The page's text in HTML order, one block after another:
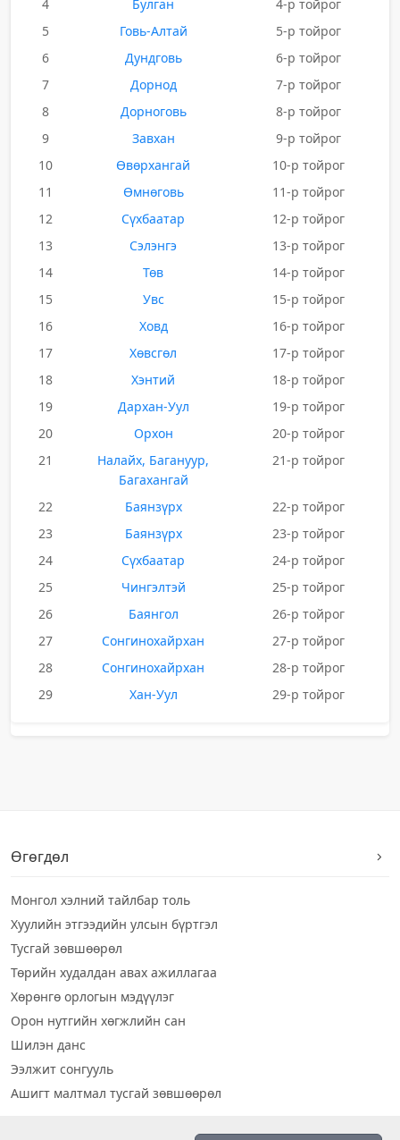
4
Булган
4-р тойрог
5
Говь-Алтай
5-р тойрог
6
Дундговь
6-р тойрог
7
Дорнод
7-р тойрог
8
Дорноговь
8-р тойрог
9
Завхан
9-р тойрог
10
Өвөрхангай
10-р тойрог
11
Өмнөговь
11-р тойрог
12
Сүхбаатар
12-р тойрог
13
Сэлэнгэ
13-р тойрог
14
Төв
14-р тойрог
15
Увс
15-р тойрог
16
Ховд
16-р тойрог
17
Хөвсгөл
17-р тойрог
18
Хэнтий
18-р тойрог
19
Дархан-Уул
19-р тойрог
20
Орхон
20-р тойрог
21
Налайх, Багануур,
Багахангай
21-р тойрог
22 Баянзүрх
22-р тойрог
23
Баянзүрх
23-р тойрог
24
Сүхбаатар
24-р тойрог
25
Чингэлтэй
25-р тойрог
26
Баянгол
26-р тойрог
27
Сонгинохайрхан
27-р тойрог
28
Сонгинохайрхан
28-р тойрог
29
Хан-Уул 29-р тойрог
Өгөгдөл
Монгол хэлний тайлбар толь
Хуулийн этгээдийн улсын бүртгэл
Тусгай зөвшөөрөл
Төрийн худалдан авах ажиллагаа
Хөрөнгө орлогын мэдүүлэг
Орон нутгийн хөгжлийн сан
Шилэн данс
Ээлжит сонгууль
Ашигт малтмал тусгай зөвшөөрөл